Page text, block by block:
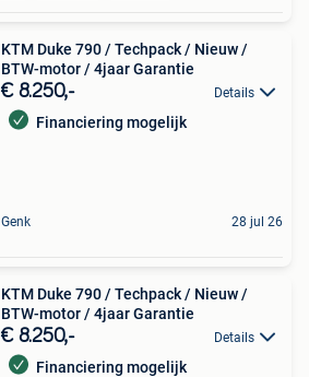
KTM Duke 790 / Techpack / Nieuw /
BTW-motor / 4jaar Garantie
€ 8.250,- Details
Financiering mogelijk
Genk 28 jul 26
KTM Duke 790 / Techpack / Nieuw /
BTW-motor / 4jaar Garantie
€ 8.250,- Details
Financiering mogelijk